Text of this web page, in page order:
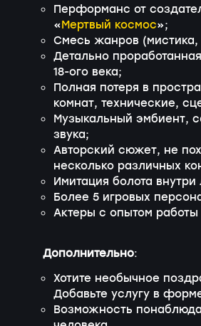
Перформанс от
«Мертвый космос»;
Смесь жанров
Детально
18-ого века;
Полная потеря в
комнат, технические,
Музыкальный эмбиент,
звука;
Авторский сюжет, не
несколько различных
Имитация болота внутри
Более 5 игровых
Актеры с опытом
Дополнительно:
Хотите необычное
Добавьте услугу в
Возможность